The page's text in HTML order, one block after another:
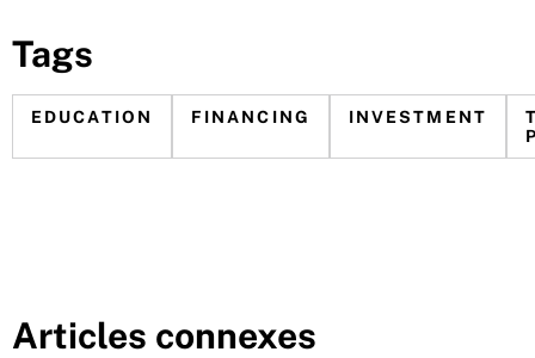
Tags
EDUCATION FINANCING INVESTMENT
Articles connexes